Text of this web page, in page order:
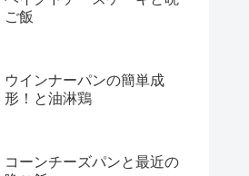
ご飯
ウインナーパンの簡単成
形！と油淋鶏
コーンチーズパンと最近の